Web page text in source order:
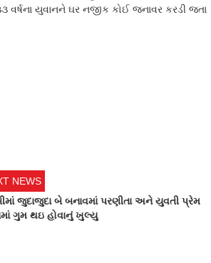
વર્ષના યુવાનને ઘર નજીક કોઈ જનાવર કરડી જતા
NEWS
જુદાજુદા બે બનાવમાં પરણીતા અને યુવતી પ્રેમ
ગુમ થઇ હોવાનું ખુલ્યુ